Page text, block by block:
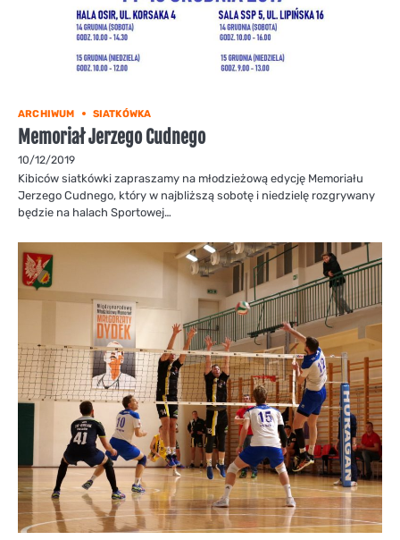
ARCHIWUM SIATKÓWKA
Memoriał Jerzego Cudnego
10/12/2019
Kibiców siatkówki zapraszamy na młodzieżową edycję Memoriału
Jerzego Cudnego, który w najbliższą sobotę i niedzielę rozgrywany
będzie na halach Sportowej…